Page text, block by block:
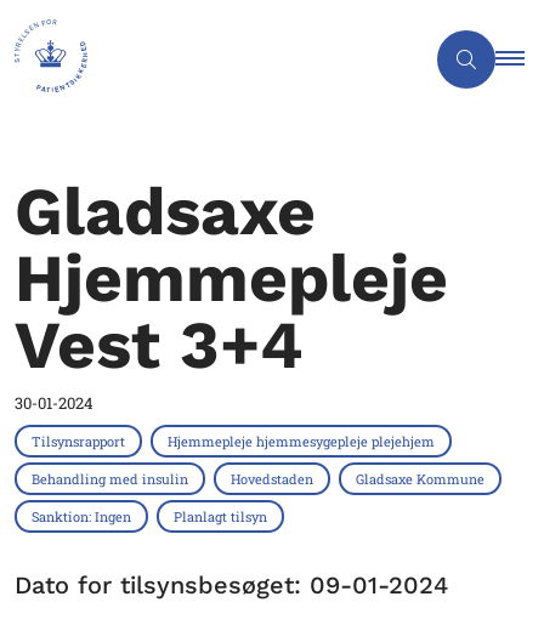
Gladsaxe
Hjemmepleje
Vest 3+4
30-01-2024
Tilsynsrapport Hjemmepleje hjemmesygepleje plejehjem
Behandling med insulin Hovedstaden Gladsaxe Kommune
Sanktion: Ingen Planlagt tilsyn
Dato for tilsynsbesøget: 09-01-2024